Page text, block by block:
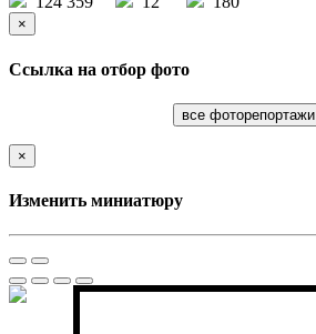
×
Ссылка на отбор фото
все фоторепортажи
×
Изменить миниатюру